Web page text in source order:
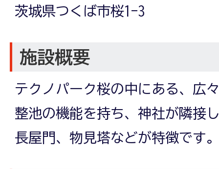
茨城県つくば市桜1-3
施設概要
テクノパーク桜の中にある、広
整池の機能を持ち、神社が隣接
長屋門、物見塔などが特徴です